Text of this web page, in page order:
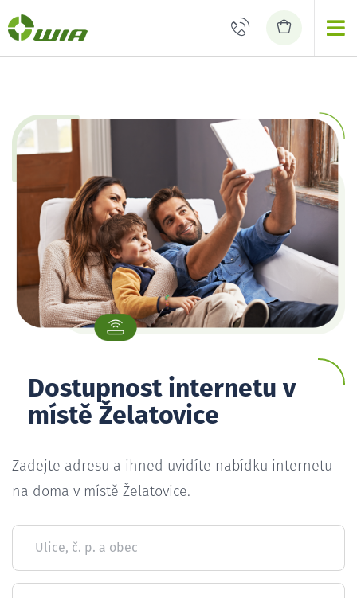
Dostupnost internetu v
místě Želatovice
Zadejte adresu a ihned uvidíte nabídku internetu
na doma v místě Želatovice.
Ulice, č. p. a obec